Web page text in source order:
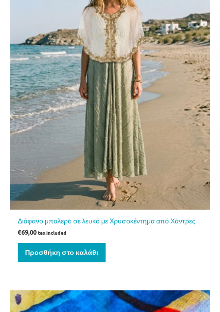
Διάφανο μπολερό σε λευκό με Χρυσοκέντημα από Χάντρες
€69,00 tax included
Προσθήκη στο καλάθι
Αυτό
το